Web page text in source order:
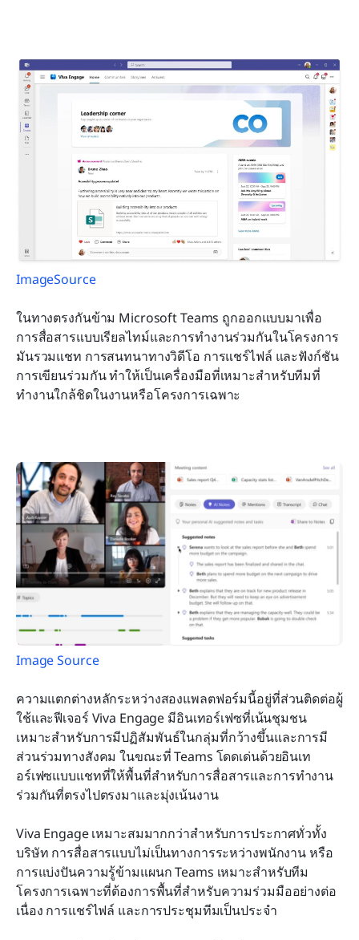
ImageSource
ในทางตรงกันข้าม Microsoft Teams ถูกออกแบบมาเพื่อ
การสื่อสารแบบเรียลไทม์และการทำงานร่วมกันในโครงการ
มันรวมแชท การสนทนาทางวิดีโอ การแชร์ไฟล์ และฟังก์ชัน
การเขียนร่วมกัน ทำให้เป็นเครื่องมือที่เหมาะสำหรับทีมที่
ทำงานใกล้ชิดในงานหรือโครงการเฉพาะ
Image Source
ความแตกต่างหลักระหว่างสองแพลตฟอร์มนี้อยู่ที่ส่วนติดต่อผู้
ใช้และฟีเจอร์ Viva Engage มีอินเทอร์เฟซที่เน้นชุมชน
เหมาะสำหรับการมีปฏิสัมพันธ์ในกลุ่มที่กว้างขึ้นและการมี
ส่วนร่วมทางสังคม ในขณะที่ Teams โดดเด่นด้วยอินเท
อร์เฟซแบบแชทที่ให้พื้นที่สำหรับการสื่อสารและการทำงาน
ร่วมกันที่ตรงไปตรงมาและมุ่งเน้นงาน
Viva Engage เหมาะสมมากกว่าสำหรับการประกาศทั่วทั้ง
บริษัท การสื่อสารแบบไม่เป็นทางการระหว่างพนักงาน หรือ
การแบ่งปันความรู้ข้ามแผนก Teams เหมาะสำหรับทีม
โครงการเฉพาะที่ต้องการพื้นที่สำหรับความร่วมมืออย่างต่อ
เนื่อง การแชร์ไฟล์ และการประชุมทีมเป็นประจำ